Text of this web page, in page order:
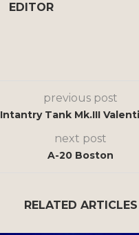
EDITOR
previous post
Intantry Tank Mk.III
next post
A-20 Boston
RELATED ARTICLES